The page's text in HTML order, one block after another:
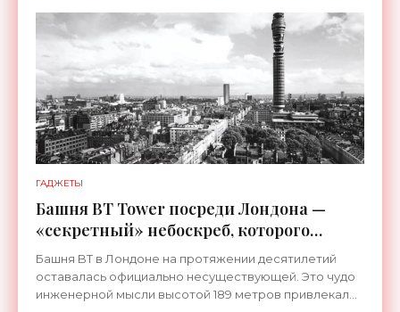
ГАДЖЕТЫ
Башня BT Tower посреди Лондона —
«секретный» небоскреб, которого
никогда не существовало -
«Технологии»
Башня BT в Лондоне на протяжении десятилетий
оставалась официально несуществующей. Это чудо
инженерной мысли высотой 189 метров привлекало